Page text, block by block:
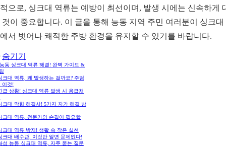
으로, 싱크대 역류는 예방이 최선이며, 발생 시에는 신속하게
것이 중요합니다. 이 글을 통해 능동 지역 주민 여러분이 싱크대
서 벗어나 쾌적한 주방 환경을 유지할 수 있기를 바랍니다.
숨기기
동 싱크대 역류 해결! 완벽 가이드 &
크대 역류, 왜 발생하는 걸까요? 주범
이것!
급 상황! 싱크대 역류 발생 시 응급처
크대 막힘 해결사! 5가지 자가 해결 방
크대 역류, 전문가의 손길이 필요할
크대 역류 방지! 생활 속 작은 실천
크대 배수관, 이것만 알면 문제없다!
성 능동 싱크대 역류, 자주 묻는 질문